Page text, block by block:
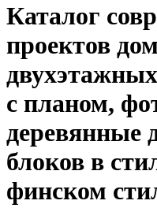
Каталог
проектов
с планом,
деревянные
блоков в
финском